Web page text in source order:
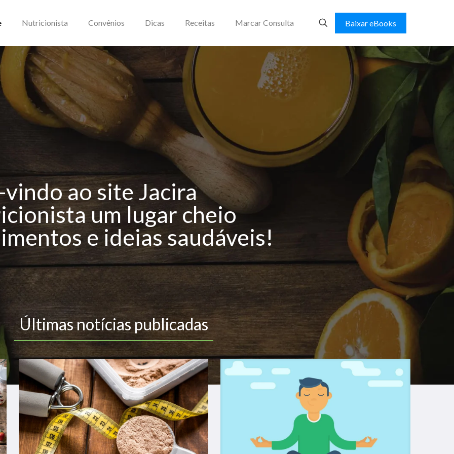
Nutricionista Convênios Dicas Receitas Marcar Consulta Baixar eBooks
vindo ao site Jacira
um lugar cheio
e ideias saudáveis!
Últimas notícias publicadas